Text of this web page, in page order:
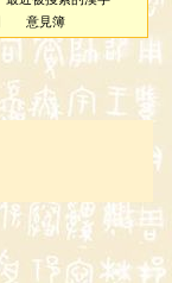
意見簿